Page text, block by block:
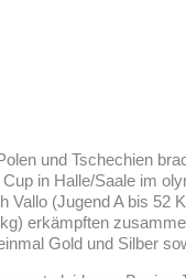
und Tschechien
in Halle/Saale im
Vallo (Jugend A bis
erkämpften
Gold und Silber